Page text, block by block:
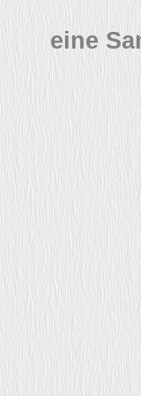
eine